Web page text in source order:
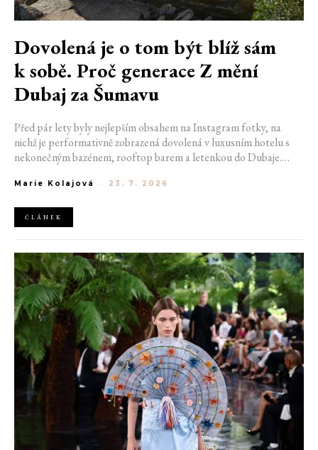
Dovolená je o tom být blíž sám
k sobě. Proč generace Z mění
Dubaj za Šumavu
Před pár lety byly nejlepším obsahem na Instagram fotky, na
nichž je performativně zobrazená dovolená v luxusním hotelu s
nekonečným bazénem, rooftop barem a letenkou do Dubaje.
horách. Ranní koupání v lomu. Výlet vlakem na Šumavu.
Marie Kolajová - 23. 7. 2026
ČLÁNEK